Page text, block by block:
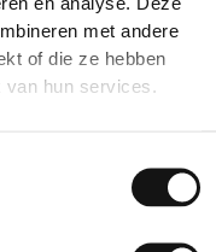
met andere
of die ze hebben
van hun services.